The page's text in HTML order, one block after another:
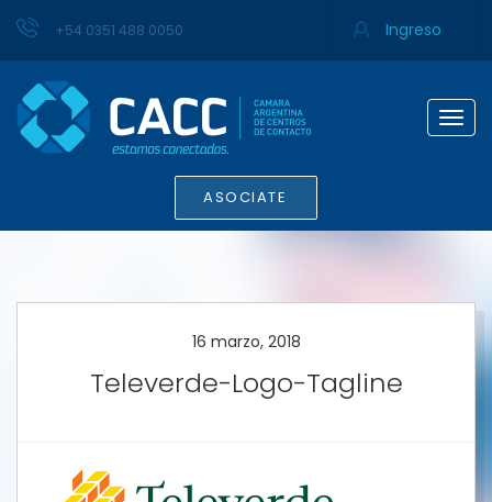
+54 0351 488 0050 Ingreso
ASOCIATE
16 marzo, 2018
Televerde-Logo-Tagline